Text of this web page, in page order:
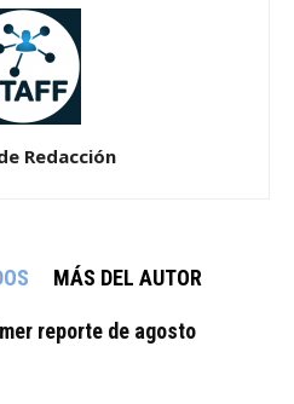
Redacción
MÁS DEL AUTOR
reporte de agosto